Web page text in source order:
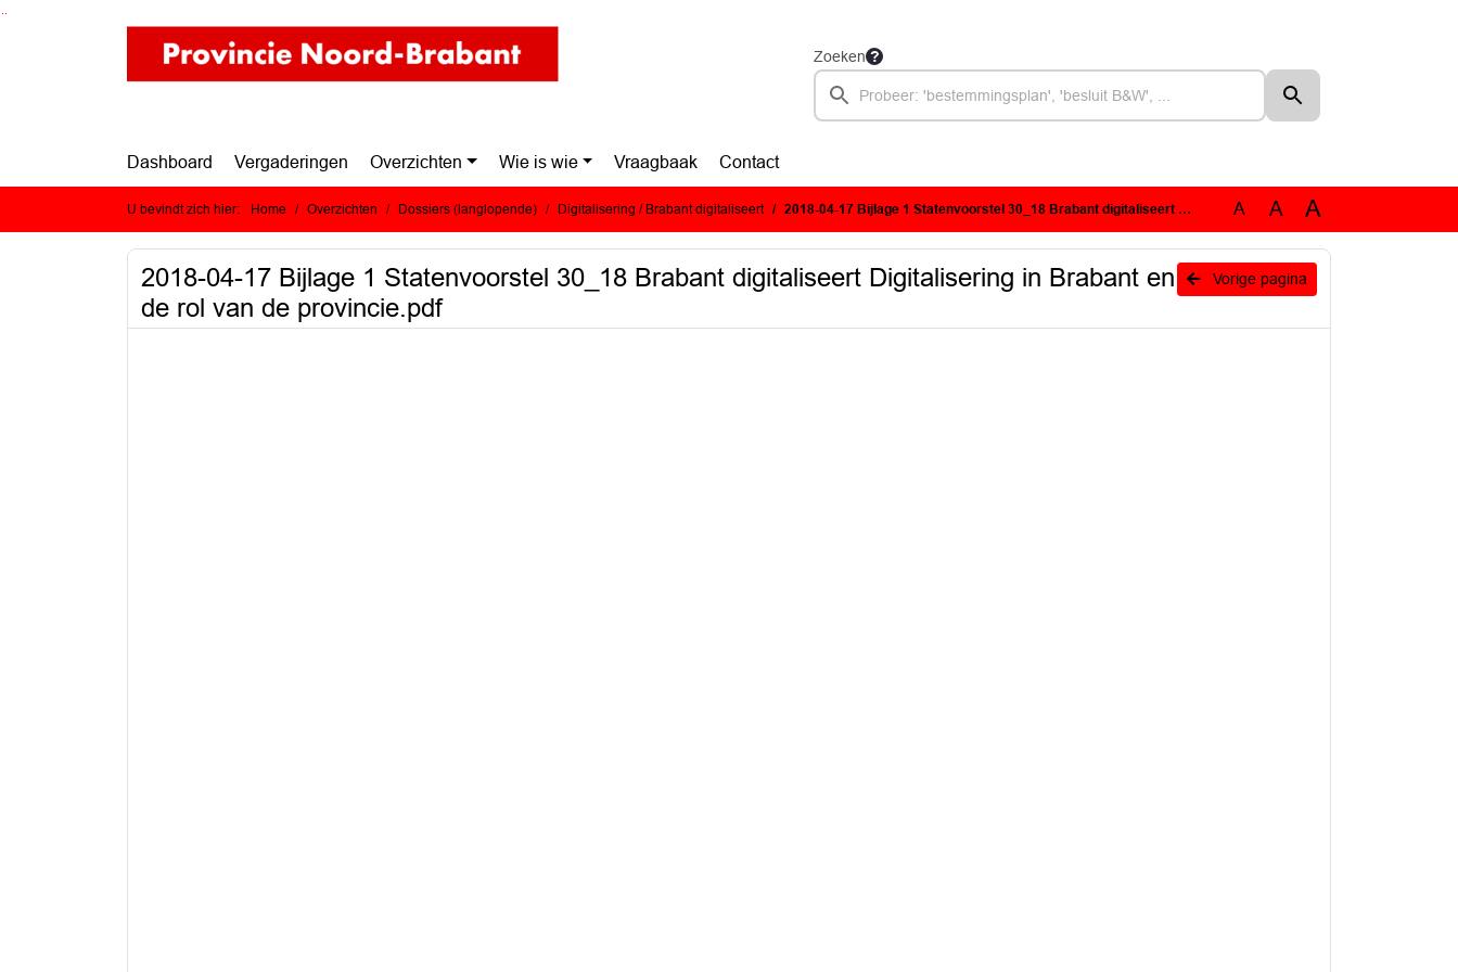
Ga naar de inhoud van deze pagina
Ga naar het zoeken
Ga naar het menu
Zoeken
Dashboard Vergaderingen Overzichten Wie is wie Vraagbaak Contact
U bevindt zich hier: Home Overzichten Dossiers (langlopende) Digitalisering / Brabant digitaliseert 2018-04-17 Bijlage 1 Statenvoorstel 30_18 Brabant digitaliseert Digitalisering in Brabant en de rol van de provincie.pdf A A A
Vorige pagina
2018-04-17 Bijlage 1 Statenvoorstel 30_18 Brabant digitaliseert Digitalisering in Brabant en
de rol van de provincie.pdf